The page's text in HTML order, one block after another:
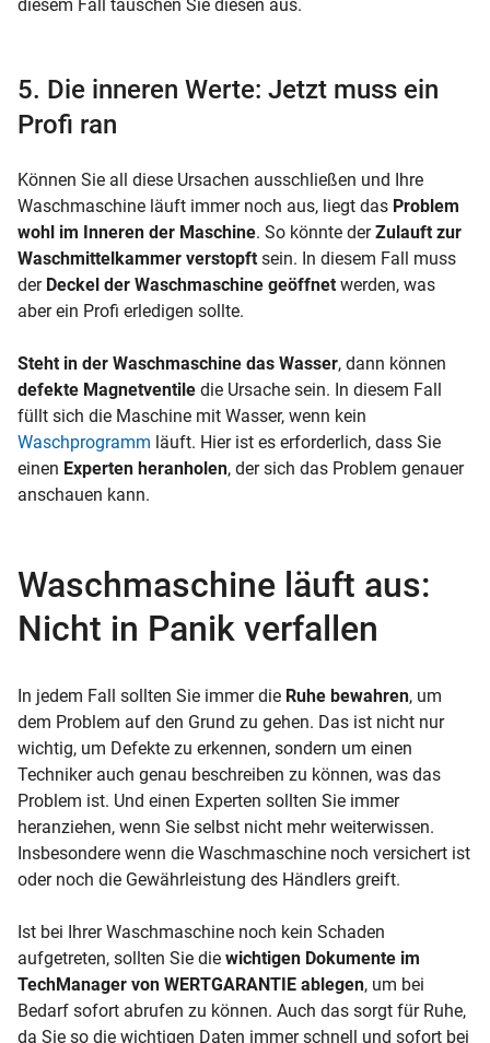
diesem Fall tauschen Sie diesen aus.
5. Die inneren Werte: Jetzt muss ein
Profi ran
Können Sie all diese Ursachen ausschließen und Ihre
Waschmaschine läuft immer noch aus, liegt das Problem
wohl im Inneren der Maschine. So könnte derZulauft zur
Waschmittelkammer verstopft sein. In diesem Fall muss
der Deckel der Waschmaschine geöffnet werden, was
aber ein Profi erledigen sollte.
Steht in der Waschmaschine das Wasser, dann können
defekte Magnetventile die Ursache sein. In diesem Fall
füllt sich die Maschine mit Wasser, wenn kein
Waschprogramm läuft. Hier ist es erforderlich, dass Sie
einen Experten heranholen, der sich das Problem genauer
anschauen kann.
Waschmaschine läuft aus:
Nicht in Panik verfallen
In jedem Fall sollten Sie immer die Ruhe bewahren, um
dem Problem auf den Grund zu gehen. Das ist nicht nur
wichtig, um Defekte zu erkennen, sondern um einen
Techniker auch genau beschreiben zu können, was das
Problem ist. Und einen Experten sollten Sie immer
heranziehen, wenn Sie selbst nicht mehr weiterwissen.
Insbesondere wenn die Waschmaschine noch versichert ist
oder noch die Gewährleistung des Händlers greift.
Ist bei Ihrer Waschmaschine noch kein Schaden
aufgetreten, sollten Sie die wichtigen Dokumente im
TechManager von WERTGARANTIE ablegen, um bei
Bedarf sofort abrufen zu können. Auch das sorgt für Ruhe,
da Sie so die wichtigen Daten immer schnell und sofort bei